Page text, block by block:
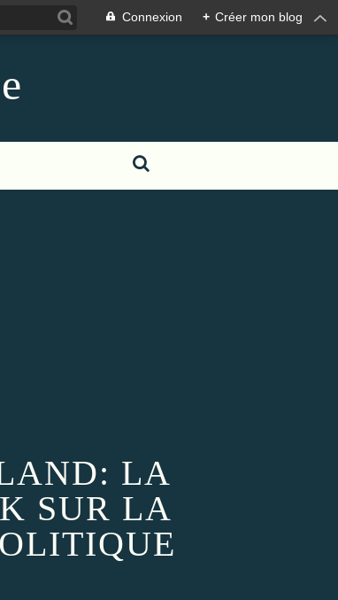
Connexion + Créer mon blog
LA
SUR LA